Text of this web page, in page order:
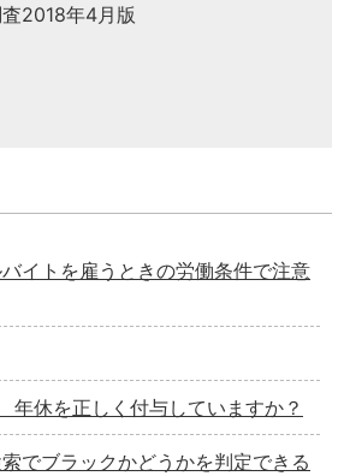
2018年4月版
イトを雇うときの労働条件で注意
休を正しく付与していますか？
でブラックかどうかを判定できる